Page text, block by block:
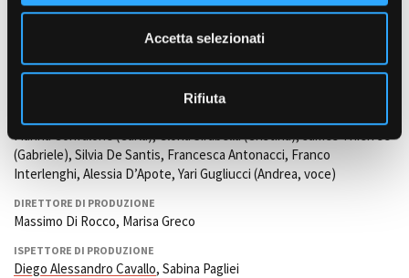
Accetta selezionati
Rifiuta
Antonio (Lello) Roppolo (capo elettricista); Mirco Fincato e Marco
Garofalo (elettricista). Paolo Mariotti (capo macchinista). Alberto
Paradiso (attrezzista). Raffaella Alpignano (parrucchiera).
INTERPRETI
Giancarlo Giannini Marcello), Marie Trintignant (Irene), Isabelle
Marina Confalone (Carla), Gloria Sirabella (Cristina), James Thiérrée
(Gabriele), Silvia De Santis, Francesca Antonacci, Franco
Interlenghi, Alessia D’Apote, Yari Gugliucci (Andrea, voce)
DIRETTORE DI PRODUZIONE
Massimo Di Rocco, Marisa Greco
ISPETTORE DI PRODUZIONE
Diego Alessandro Cavallo, Sabina Pagliei